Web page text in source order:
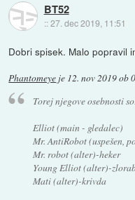
BT52
::27. dec 2019, 11:51
Dobri spisek. Malo popravil
Phantomeye je 12. nov 2019 ob
Torej njegove osebnosti
Elliot (main - gledalec)
Mr. AntiRobot (uspešen,
Mr. robot (alter)-heker
Young Elliot (alter)-
Mati (alter)-krivda